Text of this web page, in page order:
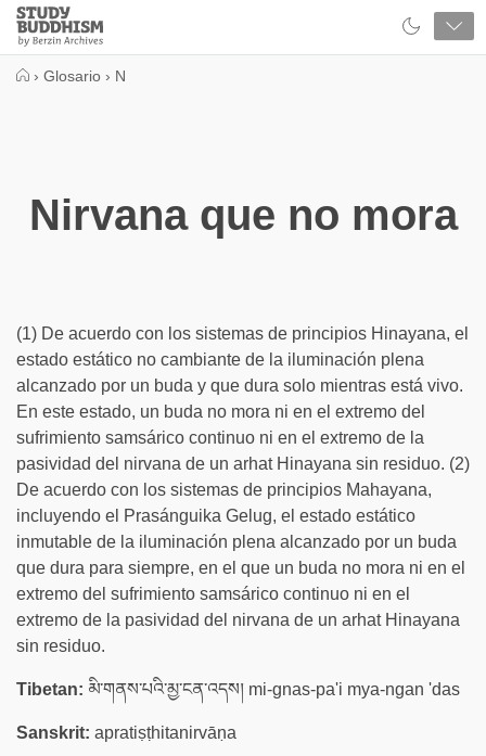
Close
Study
Buddhism
› Glosario › N
Nirvana que no mora
(1) De acuerdo con los sistemas de principios Hinayana, el
estado estático no cambiante de la iluminación plena
alcanzado por un buda y que dura solo mientras está vivo.
En este estado, un buda no mora ni en el extremo del
sufrimiento samsárico continuo ni en el extremo de la
pasividad del nirvana de un arhat Hinayana sin residuo. (2)
De acuerdo con los sistemas de principios Mahayana,
incluyendo el Prasánguika Gelug, el estado estático
inmutable de la iluminación plena alcanzado por un buda
que dura para siempre, en el que un buda no mora ni en el
extremo del sufrimiento samsárico continuo ni en el
extremo de la pasividad del nirvana de un arhat Hinayana
sin residuo.
Tibetan: མི་གནས་པའི་མྱ་ངན་འདས། mi-gnas-pa'i mya-ngan 'das
Sanskrit: apratiṣṭhitanirvāṇa